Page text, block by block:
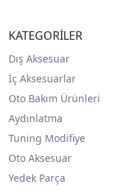
KATEGORİLER
Dış Aksesuar
İç Aksesuarlar
Oto Bakım Ürünleri
Aydınlatma
Tuning Modifiye
Oto Aksesuar
Yedek Parça